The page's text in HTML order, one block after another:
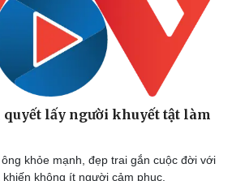
quyết lấy người khuyết tật làm
khỏe mạnh, đẹp trai gắn cuộc đời với
không ít người cảm phục.